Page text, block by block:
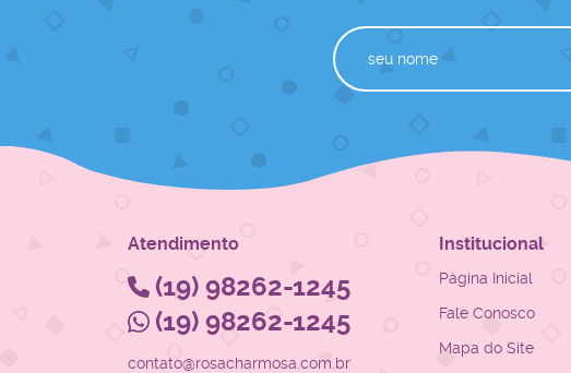
Atendimento
(19) 98262-1245
(19) 98262-1245
contato@rosacharmosa.com.br
Institucional
Página Inicial
Fale Conosco
Mapa do Site